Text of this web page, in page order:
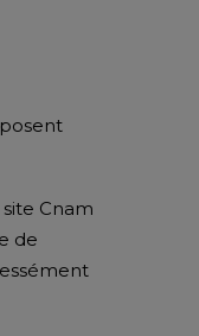
Cnam
de